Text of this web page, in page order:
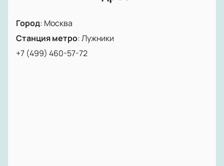
Город: Москва
Станция метро:Лужники
+7 (499) 460-57-72